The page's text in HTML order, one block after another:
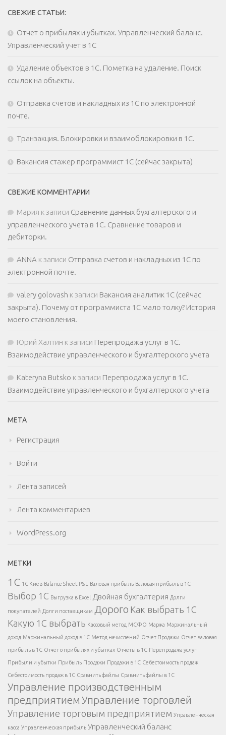
СВЕЖИЕ СТАТЬИ:
Отчет о прибылях и убытках. Управленческий баланс.
Управленческий учет в 1С
Удаление объектов в 1С. Пометка на удаление. Поиск
ссылок на объекты.
Отправка счетов и накладных из 1С по электронной
почте.
Транзакция. Блокировки и взаимоблокировки в 1С.
Вакансия стажер программист 1С (сейчас закрыта)
СВЕЖИЕ КОММЕНТАРИИ
Мария к записи Сравнение данных бухгалтерского и
управленческого учета в 1С. Сравнение товаров и
дебиторки.
ANNA к записи Отправка счетов и накладных из 1С по
электронной почте.
valery golovash к записи Вакансия аналитик 1С (сейчас
закрыта). Почему от программиста 1С мало толку? История
моего становления.
Юрий Халтин к записи Перепродажа услуг в 1С.
Взаимодействие управленческого и бухгалтерского учета
Kateryna Butsko к записи Перепродажа услуг в 1С.
Взаимодействие управленческого и бухгалтерского учета
МЕТА
Регистрация
Войти
Лента записей
Лента комментариев
WordPress.org
МЕТКИ
1С 1С Киев Balance Sheet P&L Валовая прибыль Валовая прибыль в 1С
Выбор 1С Выгрузка в Excel Двойная бухгалтерия Долги
покупателей Долги поставщикам Дорого Как выбрать 1С
Какую 1С выбрать Кассовый метод МСФО Маржа Маржинальный
доход Маржинальный доход в 1С Метод начислений Отчет Продажи Отчет валовая
прибыль в 1С Отчет о прибылях и убытках Отчеты в 1С Перепродажа услуг
Прибыли и убытки Прибыль Продажи Продажи в 1С Себестоимость продаж
Себестоимость продаж в 1С Сравнить файлы Сравнить файлы в 1С
Управление производственным
предприятием Управление торговлей
Управление торговым предприятием Управленческая
касса Управленческая прибыль Управленческий баланс